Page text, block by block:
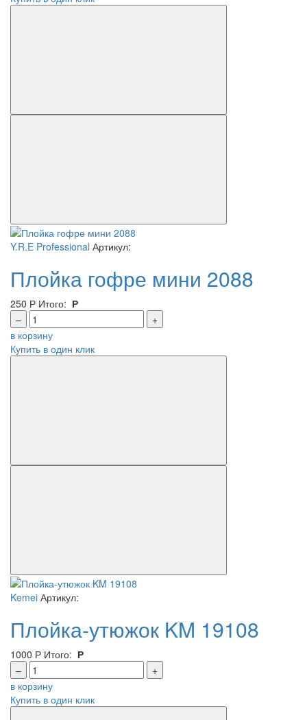
Y.R.E Professional Артикул:
Плойка гофре мини 2088
250 Р Итого: Р
–
+
в корзину
Купить в один клик
Kemei Артикул:
Плойка-утюжок KM 19108
1000 Р Итого: Р
–
+
в корзину
Купить в один клик